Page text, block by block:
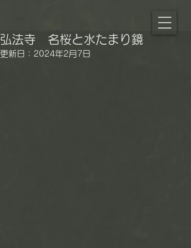
弘法寺 名桜と水たまり鏡
更新日： 2024年2月7日